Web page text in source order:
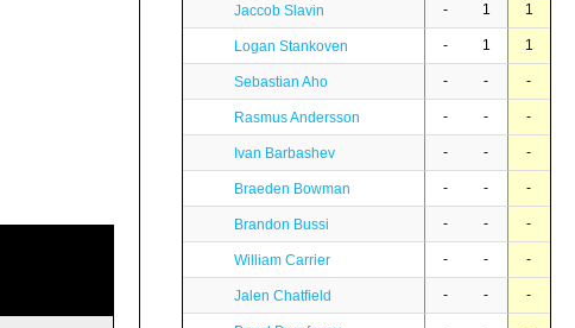
Jaccob Slavin - 1 1
Logan Stankoven - 1 1
Sebastian Aho - - -
Rasmus Andersson - - -
Ivan Barbashev - - -
Braeden Bowman - - -
Brandon Bussi - - -
William Carrier - - -
Jalen Chatfield - - -